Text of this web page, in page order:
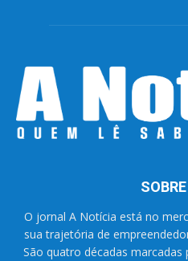
O jornal A Notícia está no
sua trajetória de
São quatro décadas